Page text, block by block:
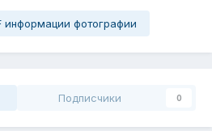
информации фотографии
Подписчики 0